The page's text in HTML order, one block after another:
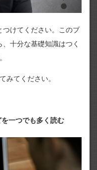
つけてください。このブ
十分な基礎知識はつく
みてください。
一つでも多く読む